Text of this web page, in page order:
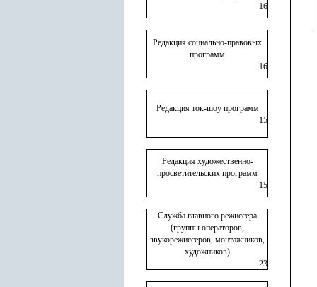
16
Редакция социально-правовых
программ
16
Редакция ток-шоу программ
15
Редакция художественно-
просветительских программ
15
Служба главного режиссера
(группы операторов,
звукорежиссеров, монтажников,
художников)
23